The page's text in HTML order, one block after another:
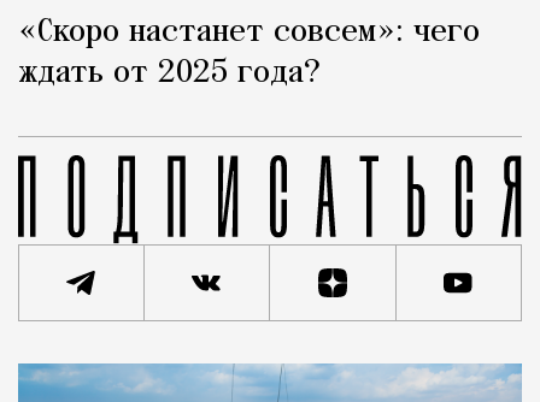
«Скоро настанет совсем»: чего
ждать от 2025 года?